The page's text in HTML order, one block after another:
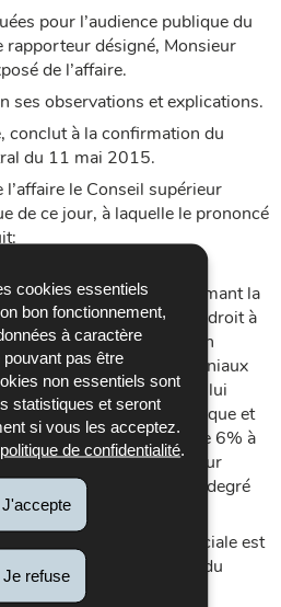
cookies essentiels
bon fonctionnement,
à caractère
pas être
non essentiels sont
statistiques et seront
si vous les acceptez.
politique de confidentialité
J'accepte
Je refuse
pour l’audience publique du
désigné, Monsieur
de l’affaire.
ses observations et explications.
conclut à la confirmation du
du 11 mai 2015.
le Conseil supérieur
de ce jour, à laquelle le prononcé
de l’Association
du 22 mai 2014, confirmant la
janvier 2014, il a été fait droit à
le 12 décembre 2013 en
préjudices extrapatrimoniaux
du 11 juillet 2011 et lui
pour préjudice physiologique et
à un taux d’IPP de 6% à
qu’une indemnité pour
jusqu’à consolidation (degré
arbitral de la sécurité sociale est
contre cette décision du
2014.